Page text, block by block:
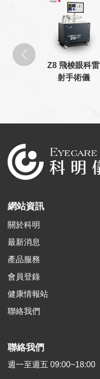
Z8 飛梭眼科雷
射手術儀
網站資訊
關於科明
最新消息
產品服務
會員登錄
健康情報站
聯絡我們
聯絡我們
週一至週五 09:00~18:00